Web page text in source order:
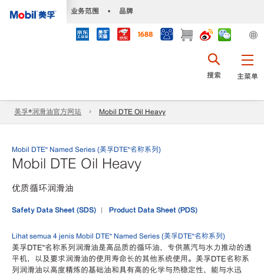
业务范围 • 品牌
主菜单
搜索
美孚®润滑油官方网站 Mobil DTE Oil Heavy
Mobil DTE™ Named Series (美孚DTE™名称系列)
Mobil DTE Oil Heavy
优质循环润滑油
Safety Data Sheet (SDS) Product Data Sheet (PDS)
Lihat semua 4 jenis Mobil DTE™ Named Series (美孚DTE™名称系列)
美孚DTE™名称系列润滑油是高品质的循环油，专供蒸汽与水力推动的透
平机，以及要求润滑油的使用寿命长的其他系统使用。美孚DTE名称系
列润滑油以高度精炼的基础油和具有高的化学与热稳定性、能与水迅